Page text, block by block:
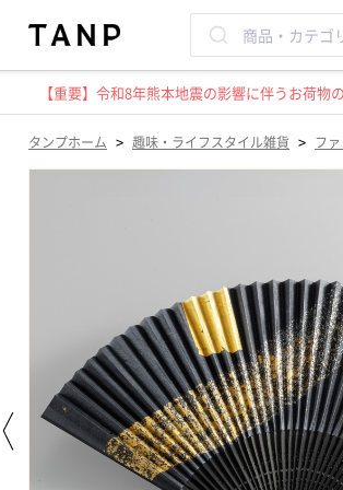
【重要】令和8年熊本地震の影響に伴うお荷
タンプホーム > 趣味・ライフスタイル雑貨 > フ